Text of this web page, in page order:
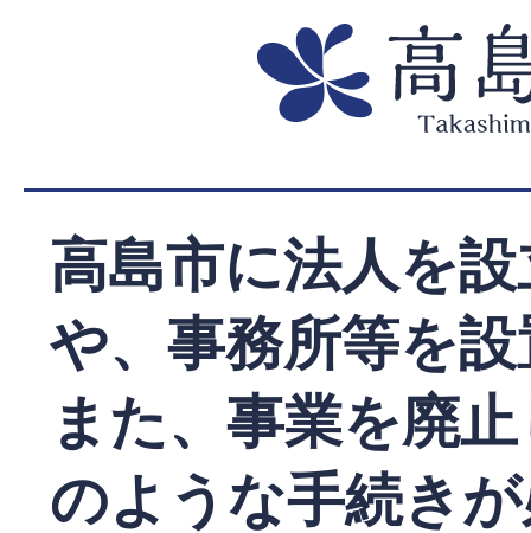
高島市に法人を
や、事務所等を
また、事業を廃
のような手続き